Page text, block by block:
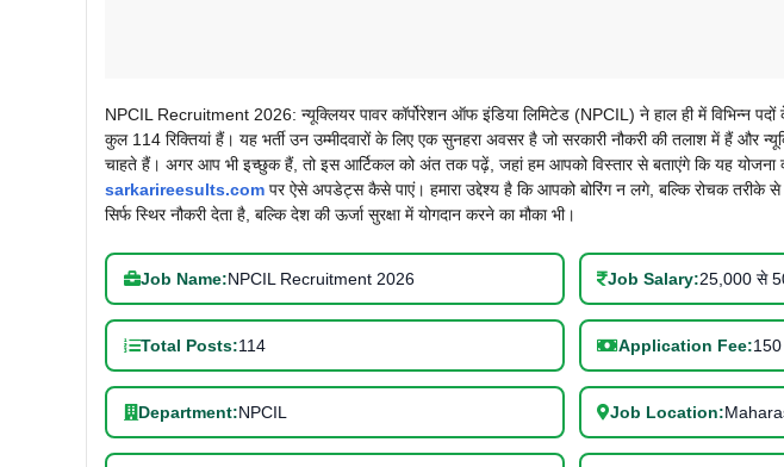
NPCIL Recruitment 2026: न्यूक्लियर पावर कॉर्पोरेशन ऑफ इंडिया लिमिटेड (NPCIL) ने हाल ही में विभिन्न
कुल 114 रिक्तियां हैं। यह भर्ती उन उम्मीदवारों के लिए एक सुनहरा अवसर है जो सरकारी नौकरी की तलाश में हैं और
चाहते हैं। अगर आप भी इच्छुक हैं, तो इस आर्टिकल को अंत तक पढ़ें, जहां हम आपको विस्तार से बताएंगे कि यह
sarkarireesults.com पर ऐसे अपडेट्स कैसे पाएं। हमारा उद्देश्य है कि आपको बोरिंग न लगे, बल्कि रोचक तरीके
सिर्फ स्थिर नौकरी देता है, बल्कि देश की ऊर्जा सुरक्षा में योगदान करने का मौका भी।
Job Name:NPCIL Recruitment 2026 Job Salary:25,000 से
Total Posts:114 Application Fee:
Department:NPCIL Job Location: